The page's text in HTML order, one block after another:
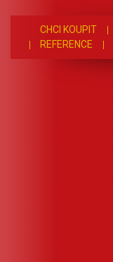
CHCI KOUPIT
REFERENCE